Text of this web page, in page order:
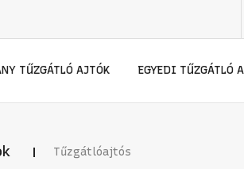
TŰZGÁTLÓ AJTÓK EGYEDI TŰZGÁTLÓ
Tűzgátlóajtós